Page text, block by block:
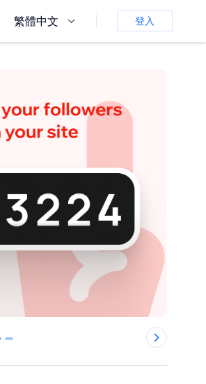
繁體中文 登入
1